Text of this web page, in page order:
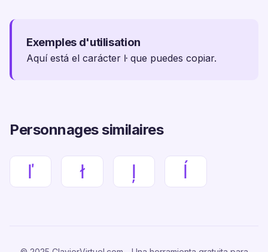
Exemples d'utilisation
Aquí está el carácter ŀ que puedes copiar.
Personnages similaires
ľ ł ļ ĺ